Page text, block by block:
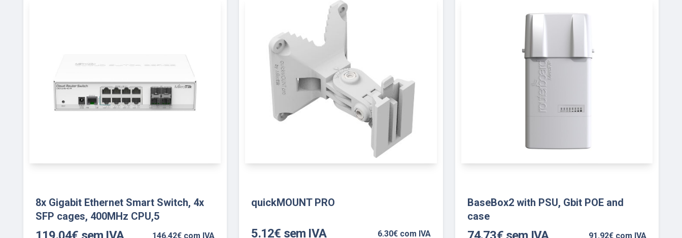
8x Gigabit Ethernet Smart Switch, 4x
SFP cages, 400MHz CPU,5
146.42€ com IVA
quickMOUNT PRO
5.12€ sem IVA 6.30€ com IVA
BaseBox2 with PSU, Gbit POE and
case
91.92€ com IVA